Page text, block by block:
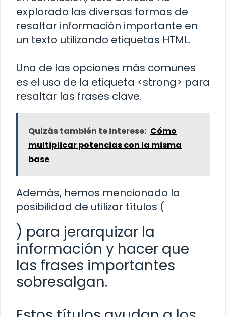
explorado las diversas formas de
resaltar información importante en
un texto utilizando etiquetas HTML.
Una de las opciones más comunes
es el uso de la etiqueta <strong> para
resaltar las frases clave.
Quizás también te interese: Cómo
multiplicar potencias con la misma
base
Además, hemos mencionado la
posibilidad de utilizar títulos (
) para jerarquizar la
información y hacer que
las frases importantes
sobresalgan.